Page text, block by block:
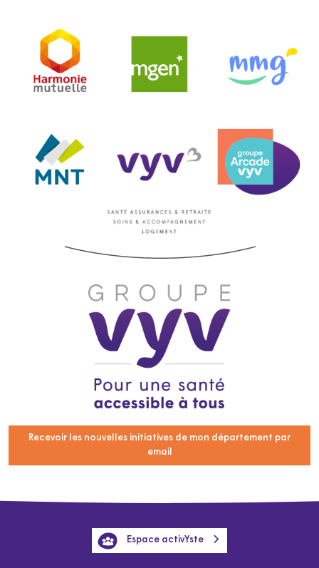
Recevoir les nouvelles initiatives de mon département par
email
Espace activYste